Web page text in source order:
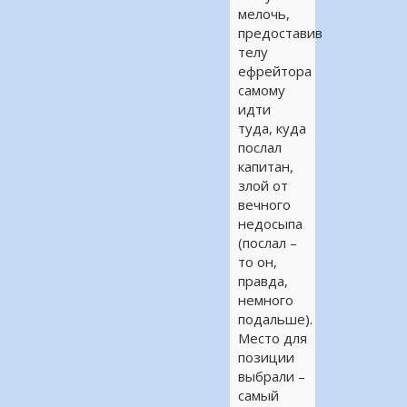
мелочь,
предоставив
телу
ефрейтора
самому
идти
туда, куда
послал
капитан,
злой от
вечного
недосыпа
(послал –
то он,
правда,
немного
подальше).
Место для
позиции
выбрали –
самый